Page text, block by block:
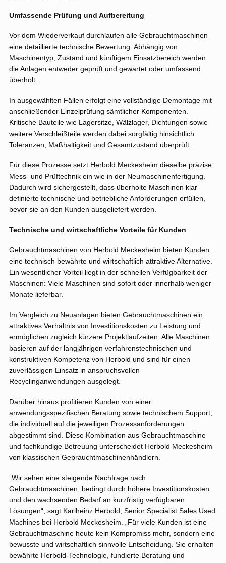
Umfassende Prüfung und Aufbereitung
Vor dem Wiederverkauf durchlaufen alle Gebrauchtmaschinen
eine detaillierte technische Bewertung. Abhängig von
Maschinentyp, Zustand und künftigem Einsatzbereich werden
die Anlagen entweder geprüft und gewartet oder umfassend
überholt.
In ausgewählten Fällen erfolgt eine vollständige Demontage mit
anschließender Einzelprüfung sämtlicher Komponenten.
Kritische Bauteile wie Lagersitze, Wälzlager, Dichtungen sowie
weitere Verschleißteile werden dabei sorgfältig hinsichtlich
Toleranzen, Maßhaltigkeit und Gesamtzustand überprüft.
Für diese Prozesse setzt Herbold Meckesheim dieselbe präzise
Mess- und Prüftechnik ein wie in der Neumaschinenfertigung.
Dadurch wird sichergestellt, dass überholte Maschinen klar
definierte technische und betriebliche Anforderungen erfüllen,
bevor sie an den Kunden ausgeliefert werden.
Technische und wirtschaftliche Vorteile für Kunden
Gebrauchtmaschinen von Herbold Meckesheim bieten Kunden
eine technisch bewährte und wirtschaftlich attraktive Alternative.
Ein wesentlicher Vorteil liegt in der schnellen Verfügbarkeit der
Maschinen: Viele Maschinen sind sofort oder innerhalb weniger
Monate lieferbar.
Im Vergleich zu Neuanlagen bieten Gebrauchtmaschinen ein
attraktives Verhältnis von Investitionskosten zu Leistung und
ermöglichen zugleich kürzere Projektlaufzeiten. Alle Maschinen
basieren auf der langjährigen verfahrenstechnischen und
konstruktiven Kompetenz von Herbold und sind für einen
zuverlässigen Einsatz in anspruchsvollen
Recyclinganwendungen ausgelegt.
Darüber hinaus profitieren Kunden von einer
anwendungsspezifischen Beratung sowie technischem Support,
die individuell auf die jeweiligen Prozessanforderungen
abgestimmt sind. Diese Kombination aus Gebrauchtmaschine
und fachkundige Betreuung unterscheidet Herbold Meckesheim
von klassischen Gebrauchtmaschinenhändlern.
„Wir sehen eine steigende Nachfrage nach
Gebrauchtmaschinen, bedingt durch höhere Investitionskosten
und den wachsenden Bedarf an kurzfristig verfügbaren
Lösungen“, sagt Karlheinz Herbold, Senior Specialist Sales Used
Machines bei Herbold Meckesheim. „Für viele Kunden ist eine
Gebrauchtmaschine heute kein Kompromiss mehr, sondern eine
bewusste und wirtschaftlich sinnvolle Entscheidung. Sie erhalten
bewährte Herbold-Technologie, fundierte Beratung und